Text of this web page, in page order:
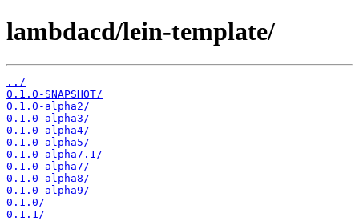
lambdacd/lein-template/
../
0.1.0-SNAPSHOT/
0.1.0-alpha2/
0.1.0-alpha3/
0.1.0-alpha4/
0.1.0-alpha5/
0.1.0-alpha7.1/
0.1.0-alpha7/
0.1.0-alpha8/
0.1.0-alpha9/
0.1.0/
0.1.1/